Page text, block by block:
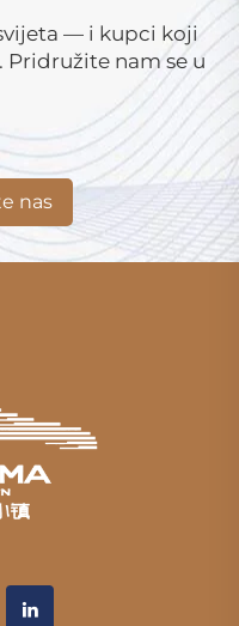
— i kupci koji
nam se u
nas